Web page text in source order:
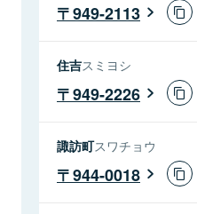
949-2113
住吉スミヨシ
949-2226
諏訪町スワチョウ
944-0018